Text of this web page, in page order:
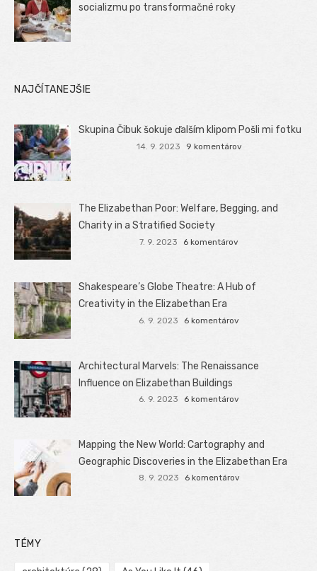
socializmu po transformačné roky
NAJČÍTANEJŠIE
Skupina Čibuk šokuje ďalším klipom Pošli mi fotku
14. 9. 2023 9 komentárov
The Elizabethan Poor: Welfare, Begging, and
Charity in a Stratified Society
7. 9. 2023 6 komentárov
Shakespeare’s Globe Theatre: A Hub of
Creativity in the Elizabethan Era
6. 9. 2023 6 komentárov
Architectural Marvels: The Renaissance
Influence on Elizabethan Buildings
6. 9. 2023 6 komentárov
Mapping the New World: Cartography and
Geographic Discoveries in the Elizabethan Era
8. 9. 2023 6 komentárov
TÉMY